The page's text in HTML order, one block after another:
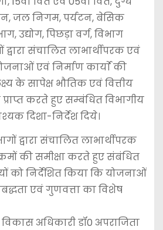
जल निगम, पर्यटन, बेसिक
उद्योग, पिछड़ा वर्ग, विभाग
संचालित लाभार्थीपरक एवं
एवं निर्माण कार्याे की
के सापेक्ष भौतिक एवं वित्तीय
करते हुए सम्बंधित विभागीय
दिशा-निर्देश दिये।
द्वारा संचालित लाभार्थीपरक
की समीक्षा करते हुए संबंधित
को निर्देशित किया कि योजनाओं
एवं गुणवत्ता का विशेष
अधिकारी डॉ0 अपराजिता